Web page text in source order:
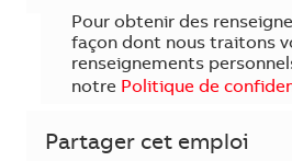
Pour obtenir des
façon dont nous traitons
renseignements
notre Politique de
Partager cet emploi